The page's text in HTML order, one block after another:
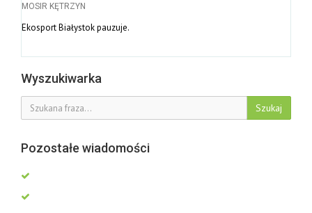
MOSIR KĘTRZYN
Ekosport Białystok pauzuje.
Wyszukiwarka
Szukaj
Pozostałe wiadomości